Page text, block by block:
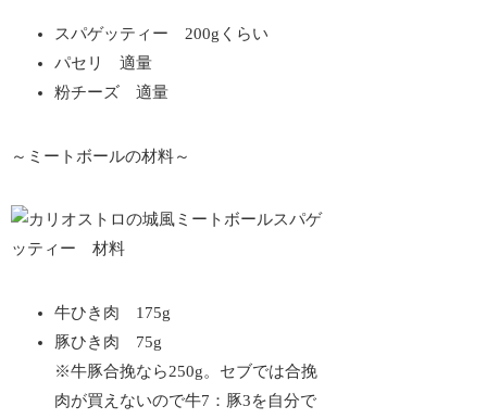
スパゲッティー 200gくらい
パセリ 適量
粉チーズ 適量
～ミートボールの材料～
牛ひき肉 175g
豚ひき肉 75g
※牛豚合挽なら250g。セブでは合挽
肉が買えないので牛7：豚3を自分で